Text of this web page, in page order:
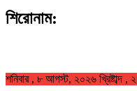
শিরোনাম:
শনিবার , ৮ আগস্ট, ২০২৬ খ্রিষ্টাব্দ ,